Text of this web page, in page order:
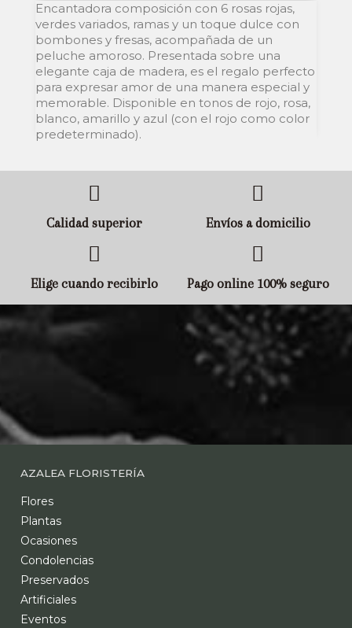
Encantadora composición con 6 rosas rojas,
verdes variados, ramas y un toque dulce con
bombones y fresas, acompañada de un
peluche amoroso. Presentada sobre una
elegante caja de madera, es el regalo perfecto
para expresar amor de una manera especial y
memorable. Disponible en tonos de rojo, rosa,
blanco, amarillo y azul (con el rojo como color
predeterminado).
Calidad superior Envíos a domicilio
Elige cuando recibirlo Pago online 100% seguro
AZALEA FLORISTERÍA
Flores
Plantas
Ocasiones
Condolencias
Preservados
Artificiales
Eventos